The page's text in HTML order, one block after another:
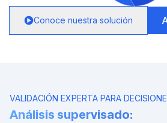
Conoce nuestra solución
VALIDACIÓN EXPERTA PARA
Análisis supervisado: